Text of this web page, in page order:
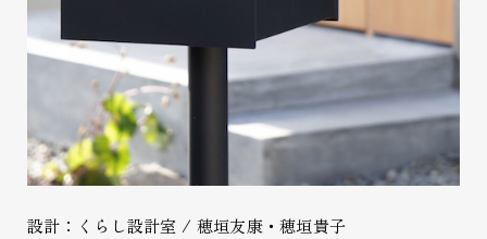
設計：くらし設計室 / 穂垣友康・穂垣貴子